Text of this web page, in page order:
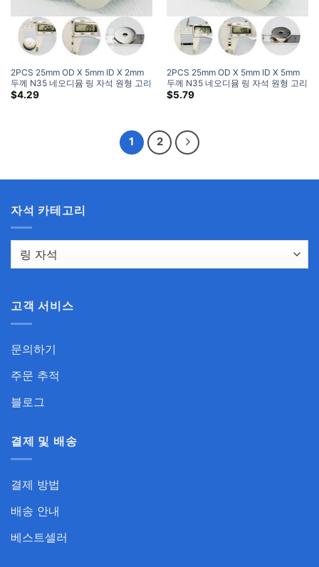
2PCS 25mm OD X 5mm ID X 2mm
두께 N35 네오디뮴 링 자석 원형 고리
자석
$4.29
2PCS 25mm OD X 5mm ID X 5mm
두께 N35 네오디뮴 링 자석 원형 고리
자석
$5.79
1 2
자석 카테고리
고객 서비스
문의하기
주문 추적
블로그
결제 및 배송
결제 방법
배송 안내
베스트셀러